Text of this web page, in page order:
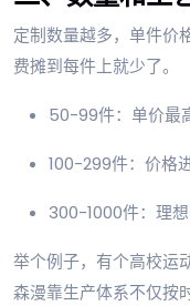
定制数量越多，单件价
费摊到每件上就少了。
50-99件：单价最
100-299件：价格
300-1000件：理想
举个例子，有个高校运
森漫靠生产体系不仅按